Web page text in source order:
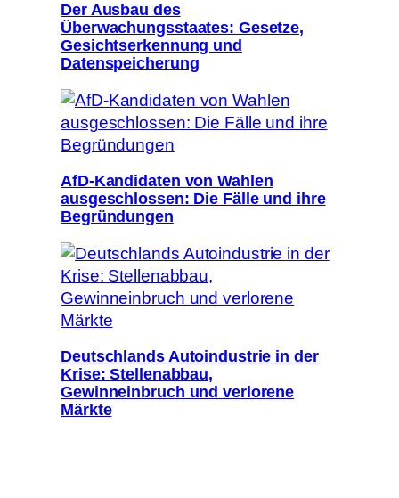
Der Ausbau des
Überwachungsstaates: Gesetze,
Gesichtserkennung und
Datenspeicherung
AfD-Kandidaten von Wahlen
ausgeschlossen: Die Fälle und ihre
Begründungen
Deutschlands Autoindustrie in der
Krise: Stellenabbau,
Gewinneinbruch und verlorene
Märkte